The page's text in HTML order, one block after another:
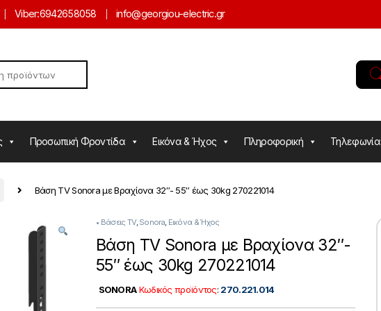
Viber:6942658058 info@georgiou-electric.gr
Προσωπική Φροντίδα Εικόνα & Ήχος Πληροφορική Τηλεφωνία
Βάση TV Sonora με Βραχίονα 32″- 55″ έως 30kg 270221014
• Βάσεις TV, Sonora, Εικόνα & Ήχος
Βάση TV Sonora με Βραχίονα 32″-
55″ έως 30kg 270221014
SONORAΚωδικός προϊόντος: 270.221.014